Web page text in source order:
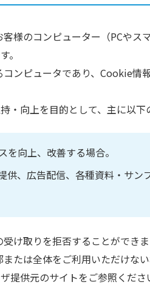
様のコンピューター（PCやス
。
ンピュータであり、Cookie情
向上を目的として、主に以下
向上、改善する場合。
、広告配信、各種資料・サン
け取りを拒否することができま
たは全体をご利用いただけない
提供元のサイトをご参照くださ